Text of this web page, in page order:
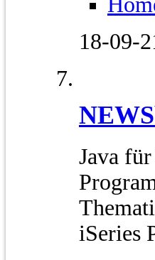
18-09-
Java
iSeries